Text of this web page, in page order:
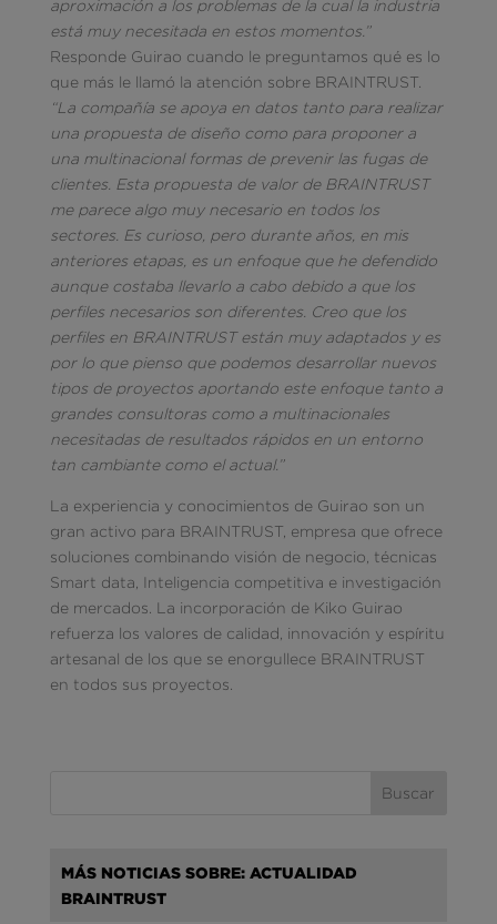
aproximación a los problemas de la cual la industria
está muy necesitada en estos momentos.”
Responde Guirao cuando le preguntamos qué es lo
que más le llamó la atención sobre BRAINTRUST.
“La compañía se apoya en datos tanto para realizar
una propuesta de diseño como para proponer a
una multinacional formas de prevenir las fugas de
clientes. Esta propuesta de valor de BRAINTRUST
me parece algo muy necesario en todos los
sectores. Es curioso, pero durante años, en mis
anteriores etapas, es un enfoque que he defendido
aunque costaba llevarlo a cabo debido a que los
perfiles necesarios son diferentes. Creo que los
perfiles en BRAINTRUST están muy adaptados y es
por lo que pienso que podemos desarrollar nuevos
tipos de proyectos aportando este enfoque tanto a
grandes consultoras como a multinacionales
necesitadas de resultados rápidos en un entorno
tan cambiante como el actual.”
La experiencia y conocimientos de Guirao son un
gran activo para BRAINTRUST, empresa que ofrece
soluciones combinando visión de negocio, técnicas
Smart data, Inteligencia competitiva e investigación
de mercados. La incorporación de Kiko Guirao
refuerza los valores de calidad, innovación y espíritu
artesanal de los que se enorgullece BRAINTRUST
en todos sus proyectos.
MÁS NOTICIAS SOBRE: ACTUALIDAD
BRAINTRUST